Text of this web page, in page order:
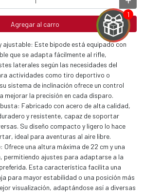
Agregar al carro
ajustable: Este bipode está equipado con
que se adapta fácilmente al rifle,
laterales según las necesidades del
actividades como tiro deportivo o
sistema de inclinación ofrece un control
mejorar la precisión en cada disparo.
Fabricado con acero de alta calidad,
y resistente, capaz de soportar
Su diseño compacto y ligero lo hace
ideal para aventuras al aire libre.
una altura máxima de 22 cm y una
permitiendo ajustes para adaptarse a la
Esta característica facilita una
para mayor estabilidad o una posición más
visualización, adaptándose así a diversas